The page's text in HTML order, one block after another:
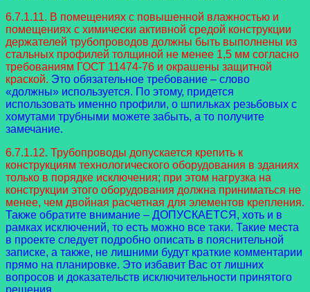
6.7.1.11. В помещениях с повышенной влажностью и
помещениях с химически активной средой конструкции
держателей трубопроводов должны быть выполнены из
стальных профилей толщиной не менее 1,5 мм согласно
требованиям ГОСТ 11474-76 и окрашены защитной
краской. Это обязательное требование – слово
«должны» используется. По этому, придется
использовать именно профили, о шпильках резьбовых с
хомутами трубными можете забыть, а то получите
замечание.
6.7.1.12. Трубопроводы допускается крепить к
конструкциям технологического оборудования в зданиях
только в порядке исключения; при этом нагрузка на
конструкции этого оборудования должна приниматься не
менее, чем двойная расчетная для элементов крепления.
Также обратите внимание – ДОПУСКАЕТСЯ, хоть и в
рамках исключений, то есть можно все таки. Такие места
в проекте следует подробно описать в пояснительной
записке, а также, не лишними будут краткие комментарии
прямо на планировке. Это избавит Вас от лишних
вопросов и доказательств исключительности принятого
решения.